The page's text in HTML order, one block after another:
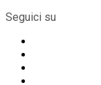
Seguici su